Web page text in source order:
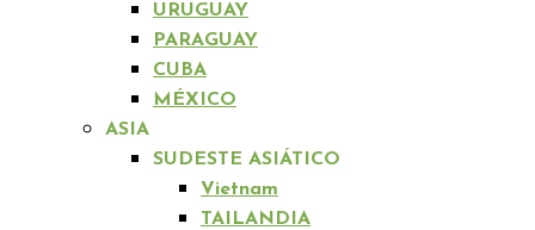
URUGUAY
PARAGUAY
CUBA
MÉXICO
ASIA
SUDESTE ASIÁTICO
Vietnam
TAILANDIA